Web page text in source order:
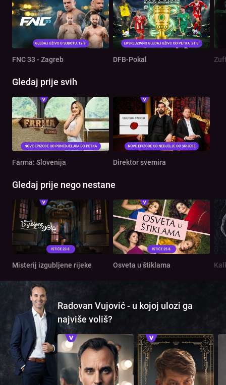
FNC 33 - Zagreb DFB-Pokal
Gledaj prije svih
Farma: Slovenija Direktor svemira
Gledaj prije nego nestane
Misterij izgubljene rijeke Osveta u štiklama
Radovan Vujović - u kojoj ulozi ga
najviše voliš?